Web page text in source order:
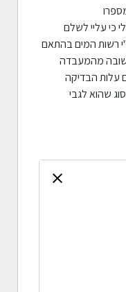
כי עליי לשלם
רשות המים בהתאם
מהמעבדה
עלות הבדיקה
שהוא לגבי
clear